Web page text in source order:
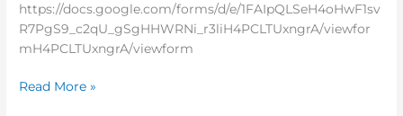
https://docs.google.com/forms/d/e/1FAIpQLSeH4oHwF1sv
R7PgS9_c2qU_gSgHHWRNi_r3liH4PCLTUxngrA/viewfor
mH4PCLTUxngrA/viewform
Read More »